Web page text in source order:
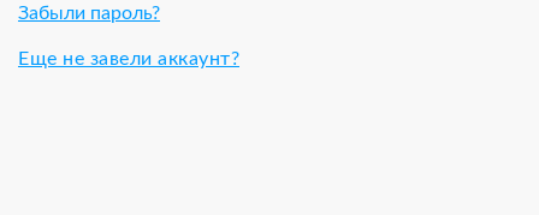
Забыли пароль?
Еще не завели аккаунт?